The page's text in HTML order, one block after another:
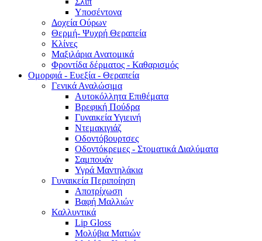
Υποσέντονα
Δοχεία Ούρων
Θερμή- Ψυχρή Θεραπεία
Κλίνες
Μαξιλάρια Ανατομικά
Φροντίδα δέρματος - Καθαρισμός
Ομορφιά - Ευεξία - Θεραπεία
Γενικά Αναλώσιμα
Αυτοκόλλητα Επιθέματα
Βρεφική Πούδρα
Γυναικεία Υγιεινή
Ντεμακιγιάζ
Οδοντόβουρτσες
Οδοντόκρεμες - Στοματικά Διαλύματα
Σαμπουάν
Υγρά Μαντηλάκια
Γυναικεία Περιποίηση
Αποτρίχωση
Βαφή Μαλλιών
Καλλυντικά
Lip Gloss
Μολύβια Ματιών